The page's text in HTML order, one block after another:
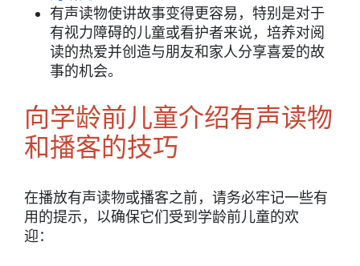
有声读物使讲故事变得更容易，特别是对于
有视力障碍的儿童或看护者来说，培养对阅
读的热爱并创造与朋友和家人分享喜爱的故
事的机会。
向学龄前儿童介绍有声读物
和播客的技巧
在播放有声读物或播客之前，请务必牢记一些有
用的提示，以确保它们受到学龄前儿童的欢
迎：